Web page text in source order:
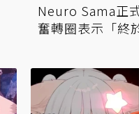
Neuro Sama正
奮轉圈表示「終